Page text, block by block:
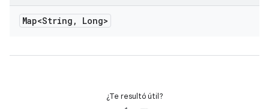
Map<String , Long>
¿Te resultó útil?